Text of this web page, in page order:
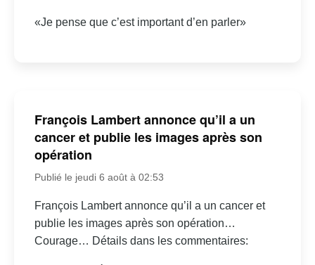
«Je pense que c’est important d’en parler»
François Lambert annonce qu’il a un
cancer et publie les images après son
opération
Publié le jeudi 6 août à 02:53
François Lambert annonce qu’il a un cancer et
publie les images après son opération…
Courage… Détails dans les commentaires: